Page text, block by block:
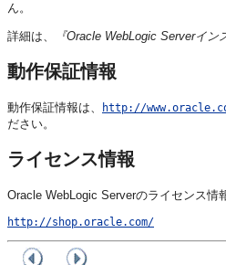
ん。
詳細は、 『Oracle WebLogic Serverイン
動作保証情報
動作保証情報は、 http://
ださい。
ライセンス情報
Oracle WebLogic Serverのライセンス情
http://shop.oracle.com/